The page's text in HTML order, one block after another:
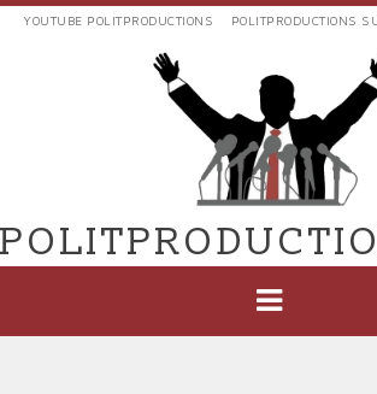
Aller
EXTERNES
POLIT'PRODUCTIONS
YOUTUBE POLITPRODUCTIONS POLITPRODUCTIONS